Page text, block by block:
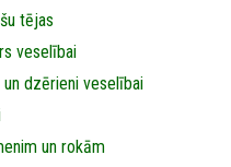
tējas
veselībai
un dzērieni veselībai
un rokām